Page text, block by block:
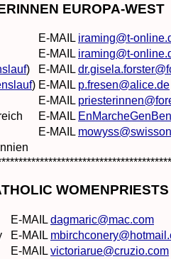
EUROPA-WEST
E-MAIL iraming@t-
E-MAIL iraming@t-
) E-MAIL
) E-MAIL p.fresen@alice.de
E-MAIL
E-MAIL
E-MAIL
E-MAIL dagmaric@mac.com
E-MAIL
E-MAIL victoriarue@cruzio.com